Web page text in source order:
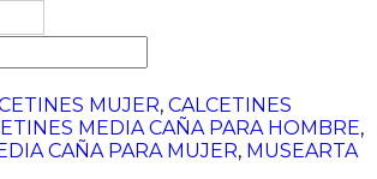
MUJER, CALCETINES
MEDIA CAÑA PARA HOMBRE,
CAÑA PARA MUJER, MUSEARTA